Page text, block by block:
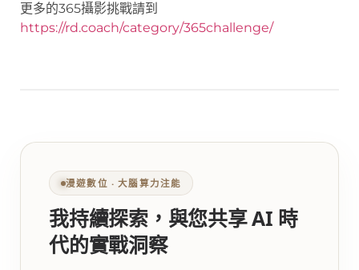
更多的365攝影挑戰請到
https://rd.coach/category/365challenge/
漫遊數位 ‧ 大腦算力注能
我持續探索，與您共享 AI 時
代的實戰洞察